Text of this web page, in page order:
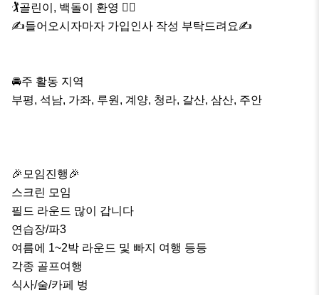
🏌️골린이, 백돌이 환영 🏌️‍♀️
✍️들어오시자마자 가입인사 작성 부탁드려요✍️
🚘주 활동 지역
부평, 석남, 가좌, 루원, 계양, 청라, 갈산, 삼산, 주안
🎉모임진행🎉
스크린 모임
필드 라운드 많이 갑니다
연습장/파3
여름에 1~2박 라운드 및 빠지 여행 등등
각종 골프여행
식사/술/카페 벙